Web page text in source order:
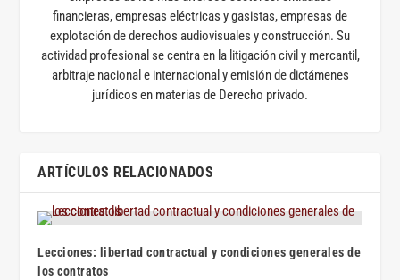
financieras, empresas eléctricas y gasistas, empresas de
explotación de derechos audiovisuales y construcción. Su
actividad profesional se centra en la litigación civil y mercantil,
arbitraje nacional e internacional y emisión de dictámenes
jurídicos en materias de Derecho privado.
ARTÍCULOS RELACIONADOS
Lecciones: libertad contractual y condiciones generales de
los contratos